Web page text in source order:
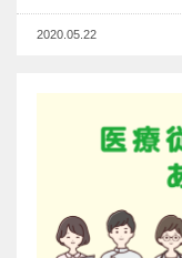
2020.05.22